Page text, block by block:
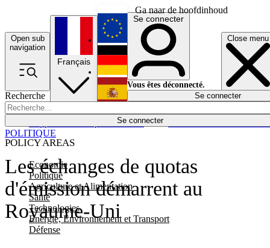
Ga naar de hoofdinhoud
Open sub
navigation
Close menu
Recherche
Se connecter
POLICY AREAS
Economie
Politique
Agriculture et Alimentation
Santé
Technologies
Energie, Environnement et Transport
Défense
Économie
Français
English
Deutsch
Español
Se connecter
Vous êtes déconnecté.
Se connecter
Les échanges de quotas
d'émission démarrent au
Royaume-Uni
POLITIQUE